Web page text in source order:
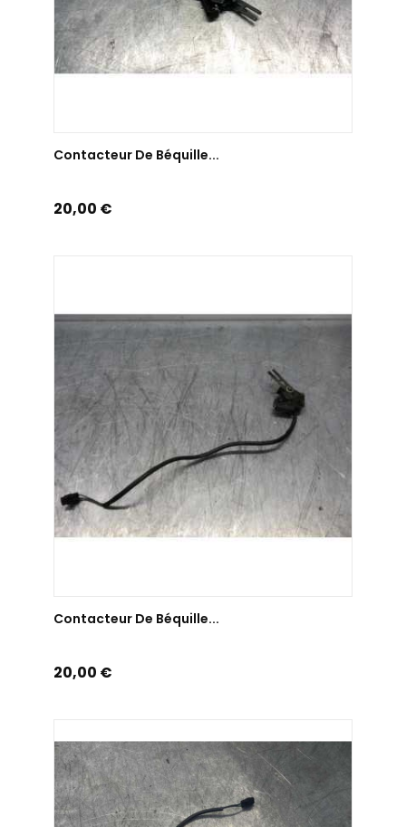
Contacteur De Béquille...
Prix
20,00 €
Contacteur De Béquille...
Prix
20,00 €